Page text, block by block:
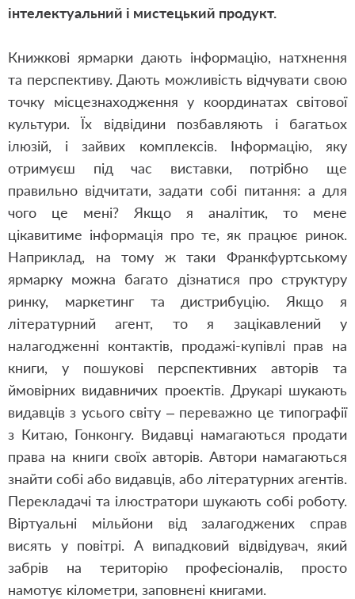
інтелектуальний і мистецький продукт.
Книжкові ярмарки дають інформацію, натхнення
та перспективу. Дають можливість відчувати свою
точку місцезнаходження у координатах світової
культури. Їх відвідини позбавляють і багатьох
ілюзій, і зайвих комплексів. Інформацію, яку
отримуєш під час виставки, потрібно ще
правильно відчитати, задати собі питання: а для
чого це мені? Якщо я аналітик, то мене
цікавитиме інформація про те, як працює ринок.
Наприклад, на тому ж таки Франкфуртському
ярмарку можна багато дізнатися про структуру
ринку, маркетинг та дистрибуцію. Якщо я
літературний агент, то я зацікавлений у
налагодженні контактів, продажі-купівлі прав на
книги, у пошукові перспективних авторів та
ймовірних видавничих проектів. Друкарі шукають
видавців з усього світу – переважно це типографії
з Китаю, Гонконгу. Видавці намагаються продати
права на книги своїх авторів. Автори намагаються
знайти собі або видавців, або літературних агентів.
Перекладачі та ілюстратори шукають собі роботу.
Віртуальні мільйони від залагоджених справ
висять у повітрі. А випадковий відвідувач, який
забрів на територію професіоналів, просто
намотує кілометри, заповнені книгами.